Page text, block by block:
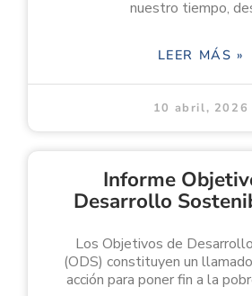
nuestro tiempo,
LEER MÁS »
10 abril, 2026
Informe
Desarrollo
Los Objetivos de
(ODS) constituyen un
acción para poner fin a la